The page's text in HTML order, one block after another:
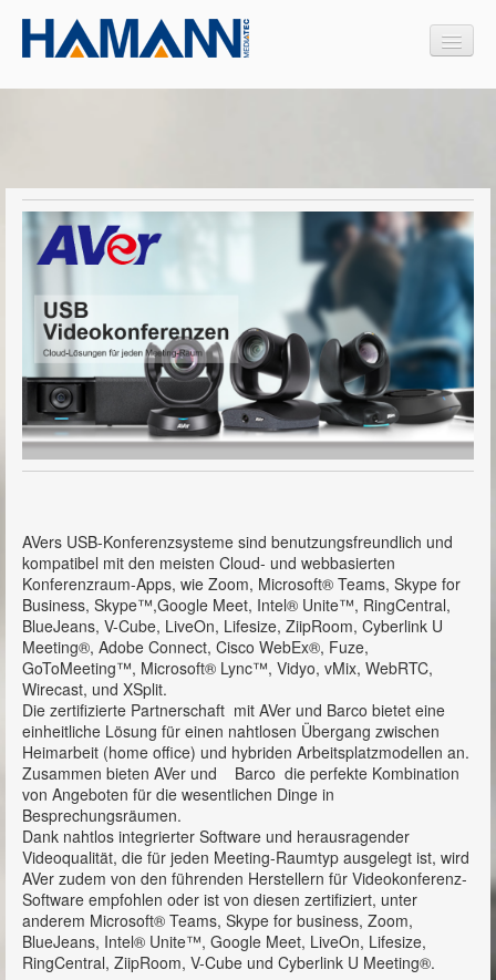
Interaktive Medien
Medienmöbel
Projektoren
Videokonferenzsysteme
AVER USB Videokonferenzen
VC series | Camera and Speakerphone
VB series | Video Bar
Conferencing Room Solution
AVER Pro AV
Dokumentenkameras
Sprachalarmierungssysteme
Mischverstärker / Mixer
IP-Audio
Newsroom
Showroom
Referenzen
Kontakt
AVers USB-Konferenzsysteme sind benutzungsfreundlich und
kompatibel mit den meisten Cloud- und webbasierten
Konferenzraum-Apps, wie Zoom, Microsoft® Teams, Skype for
Business, Skype™,Google Meet, Intel® Unite™, RingCentral,
BlueJeans, V-Cube, LiveOn, Lifesize, ZiipRoom, Cyberlink U
Meeting®, Adobe Connect, Cisco WebEx®, Fuze,
GoToMeeting™, Microsoft® Lync™, Vidyo, vMix, WebRTC,
Wirecast, und XSplit.
Die zertifizierte Partnerschaft mit AVer und Barco bietet eine
einheitliche Lösung für einen nahtlosen Übergang zwischen
Heimarbeit (home office) und hybriden Arbeitsplatzmodellen an.
Zusammen bieten AVer und Barco die perfekte Kombination
von Angeboten für die wesentlichen Dinge in
Besprechungsräumen.
Dank nahtlos integrierter Software und herausragender
Videoqualität, die für jeden Meeting-Raumtyp ausgelegt ist, wird
AVer zudem von den führenden Herstellern für Videokonferenz-
Software empfohlen oder ist von diesen zertifiziert, unter
anderem Microsoft® Teams, Skype for business, Zoom,
BlueJeans, Intel® Unite™, Google Meet, LiveOn, Lifesize,
RingCentral, ZiipRoom, V-Cube und Cyberlink U Meeting®.